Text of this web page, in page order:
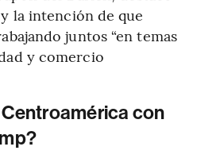
la intención de que
juntos “en temas
y comercio
con